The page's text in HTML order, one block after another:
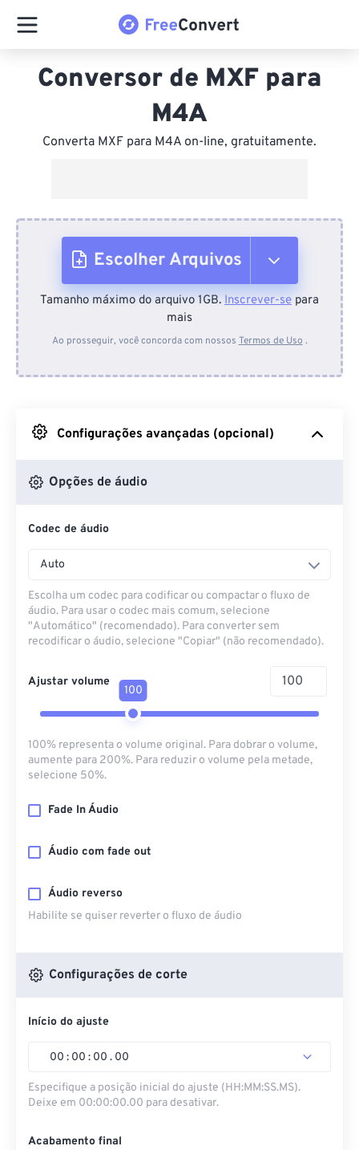
Conversor de MXF para
M4A
Converta MXF para M4A on-line, gratuitamente.
Escolher Arquivos
Do dispositivo
Do Google Drive
Do OneDrive
Tamanho máximo do arquivo 1GB. Inscrever-se para
mais
Ao prosseguir, você concorda com nossos Termos de Uso .
Configurações avançadas (opcional)
Opções de áudio
Codec de áudio
Auto
Escolha um codec para codificar ou compactar o fluxo de
áudio. Para usar o codec mais comum, selecione
"Automático" (recomendado). Para converter sem
recodificar o áudio, selecione "Copiar" (não recomendado).
Ajustar volume
100
100% representa o volume original. Para dobrar o volume,
aumente para 200%. Para reduzir o volume pela metade,
selecione 50%.
Fade In Áudio
Áudio com fade out
Áudio reverso
Habilite se quiser reverter o fluxo de áudio
Configurações de corte
Início do ajuste
00 : 00 : 00 . 00
Especifique a posição inicial do ajuste (HH:MM:SS.MS).
Deixe em 00:00:00.00 para desativar.
Acabamento final